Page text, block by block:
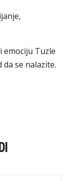
emociju Tuzle
se nalazite.